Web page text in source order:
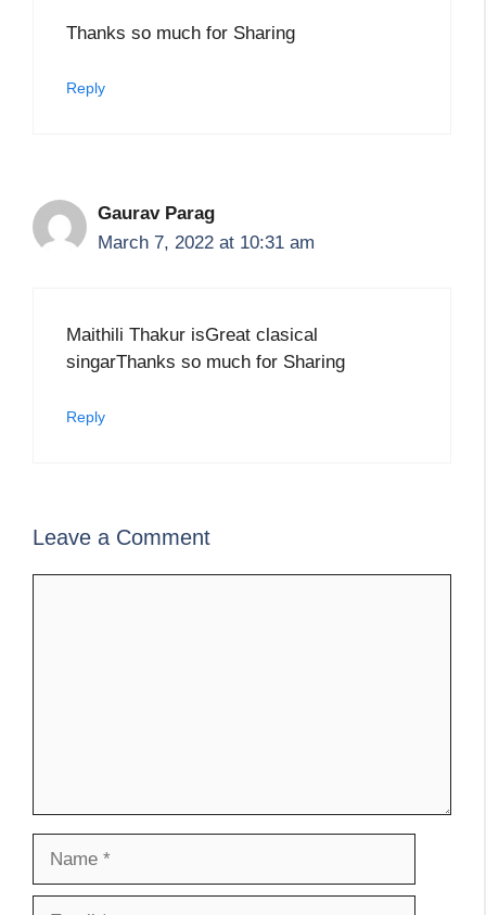
Thanks so much for Sharing
Reply
Gaurav Parag
March 7, 2022 at 10:31 am
Maithili Thakur isGreat clasical
singarThanks so much for Sharing
Reply
Leave a Comment